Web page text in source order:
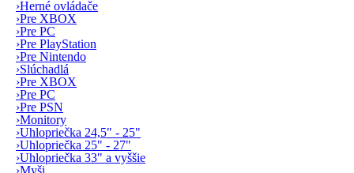
›Herné ovládače
›Pre XBOX
›Pre PC
›Pre PlayStation
›Pre Nintendo
›Slúchadlá
›Pre XBOX
›Pre PC
›Pre PSN
›Monitory
›Uhlopriečka 24,5" - 25"
›Uhlopriečka 25" - 27"
›Uhlopriečka 33" a vyššie
›Myši